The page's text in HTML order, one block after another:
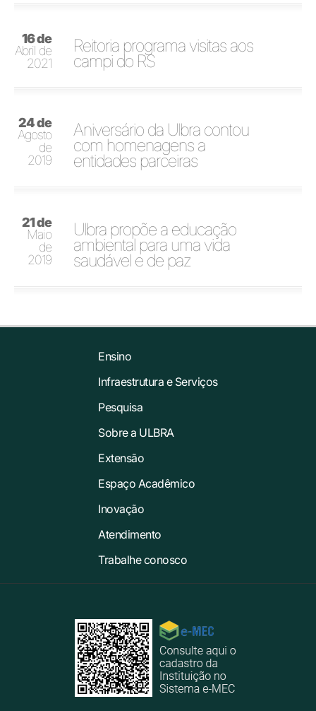
16 de
Abril de
2021
Reitoria programa visitas aos
campi do RS
24 de
Agosto
de
2019
Aniversário da Ulbra contou
com homenagens a
entidades parceiras
21 de
Maio
de
2019
Ulbra propõe a educação
ambiental para uma vida
saudável e de paz
Ensino
Infraestrutura e Serviços
Pesquisa
Sobre a ULBRA
Extensão
Espaço Acadêmico
Inovação
Atendimento
Trabalhe conosco